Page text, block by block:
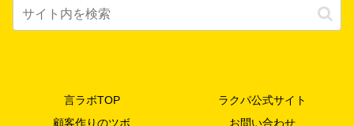
言ラボTOP
ラクパ公式サイト
顧客作りのツボ
お問い合わせ